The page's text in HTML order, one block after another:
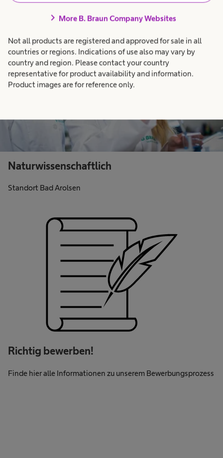
chevron_right More B. Braun Company Websites
Not all products are registered and approved for sale in all
countries or regions. Indications of use also may vary by
country and region. Please contact your country
representative for product availability and information.
Product images are for reference only.
Standort Bad Arolsen
Naturwissenschaftlich
Standort Bad Arolsen
Richtig bewerben!
Finde hier alle Informationen zu unserem Bewerbungsprozess